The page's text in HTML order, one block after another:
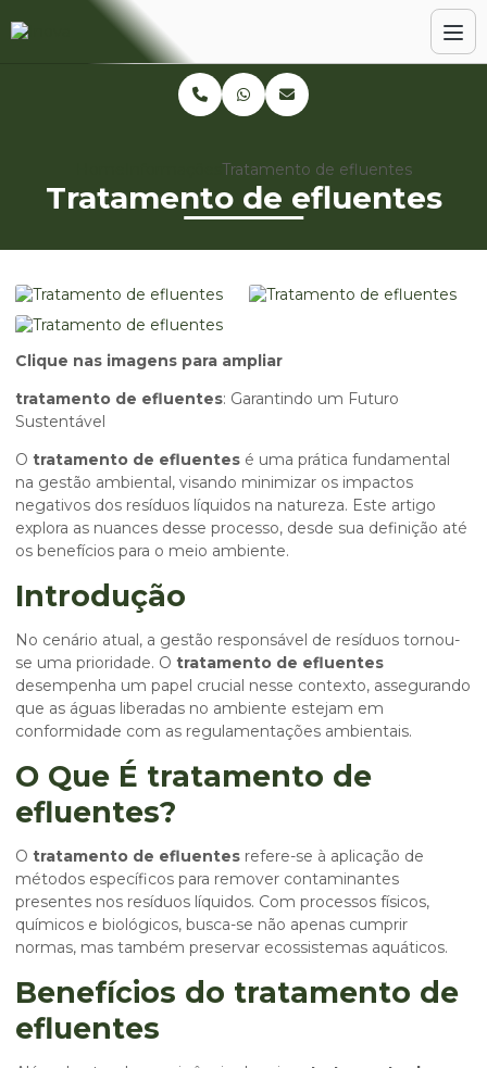
Tratamento de efluentes
Tratamento de efluentes
Clique nas imagens para ampliar
tratamento de efluentes: Garantindo um Futuro
Sustentável
O tratamento de efluentes é uma prática fundamental
na gestão ambiental, visando minimizar os impactos
negativos dos resíduos líquidos na natureza. Este artigo
explora as nuances desse processo, desde sua definição até
os benefícios para o meio ambiente.
Introdução
No cenário atual, a gestão responsável de resíduos tornou-
se uma prioridade. O tratamento de efluentes
desempenha um papel crucial nesse contexto, assegurando
que as águas liberadas no ambiente estejam em
conformidade com as regulamentações ambientais.
O Que É tratamento de
efluentes?
O tratamento de efluentes refere-se à aplicação de
métodos específicos para remover contaminantes
presentes nos resíduos líquidos. Com processos físicos,
químicos e biológicos, busca-se não apenas cumprir
normas, mas também preservar ecossistemas aquáticos.
Benefícios do tratamento de
efluentes